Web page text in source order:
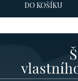
DO KOŠÍKU